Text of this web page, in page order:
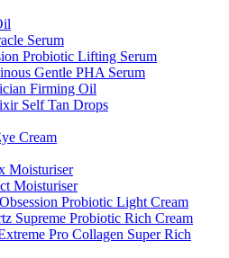
Serum
Probiotic Lifting Serum
Gentle PHA Serum
Firming Oil
Self Tan Drops
Cream
Moisturiser
Moisturiser
Probiotic Light Cream
Supreme Probiotic Rich Cream
Pro Collagen Super Rich